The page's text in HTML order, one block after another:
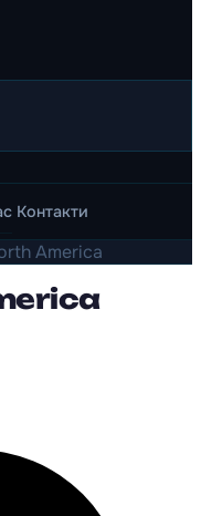
Контакти
America